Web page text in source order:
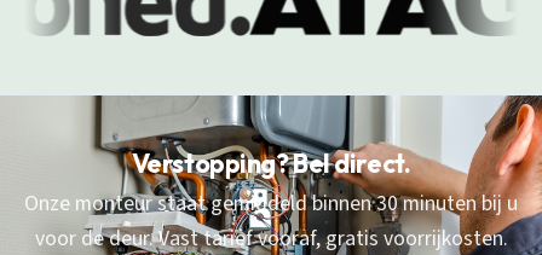
Verstopping? Bel direct.
Onze monteur staat gemiddeld binnen 30 minuten bij u
voor de deur. Vast tarief vooraf, gratis voorrijkosten.